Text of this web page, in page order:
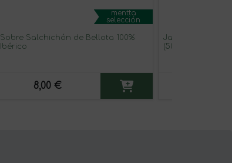
mentta
selección
Sobre Salchichón de Bellota 100%
Ibérico
8,00 €
Jamón de Cebo
(50% Raza